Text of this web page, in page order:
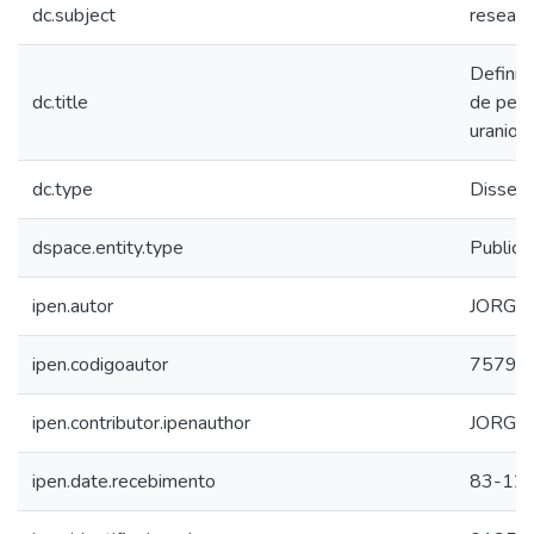
dc.subject
dc.title
de
uranio
dc.type
dspace.entity.type
ipen.autor
ipen.codigoautor 7579
ipen.contributor.ipenauthor
ipen.date.recebimento 83-12